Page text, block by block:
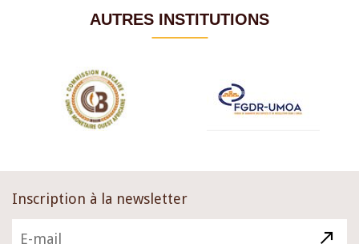
AUTRES INSTITUTIONS
Inscription à la newsletter